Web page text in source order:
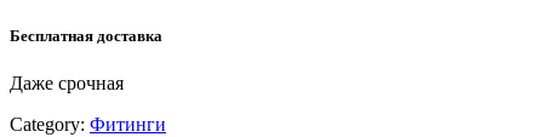
Бесплатная доставка
Даже срочная
Category: Фитинги